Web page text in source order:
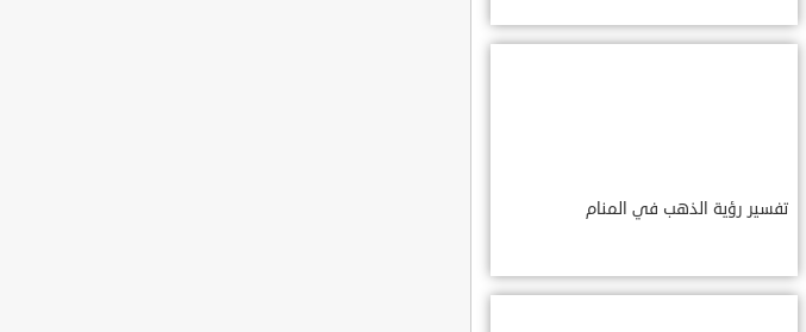
تفسير رؤية الذهب في المنام